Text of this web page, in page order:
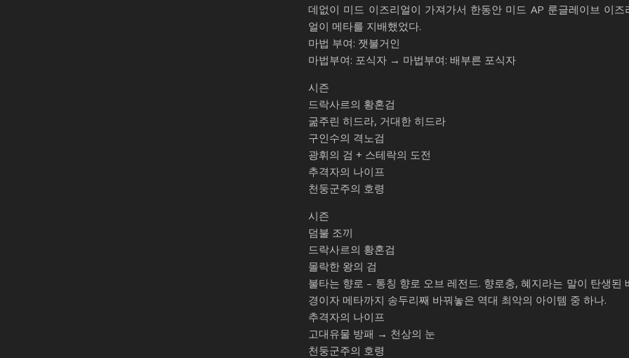
데없이 미드 이즈리얼이 가져가서 한동안 미드 AP 룬글레이브 이즈
얼이 메타를 지배했었다.
마법 부여: 잿불거인
마법부여: 포식자 → 마법부여: 배부른 포식자
시즌
드락사르의 황혼검
굶주린 히드라, 거대한 히드라
구인수의 격노검
광휘의 검 + 스테락의 도전
추격자의 나이프
천둥군주의 호령
시즌
덤불 조끼
드락사르의 황혼검
몰락한 왕의 검
불타는 향로 – 통칭 향로 오브 레전드. 향로충, 혜지라는 말이 탄생된
경이자 메타까지 송두리째 바꿔놓은 역대 최악의 아이템 중 하나.
추격자의 나이프
고대유물 방패 → 천상의 눈
천둥군주의 호령